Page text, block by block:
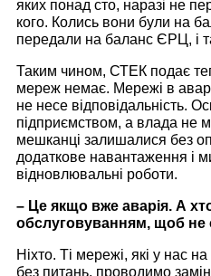
яких понад сто, наразі не
кого. Колись вони були на
передали на баланс ЄРЦ, і
Таким чином, СТЕК подає
мереж немає. Мережі в
не несе відповідальність.
підприємством, а влада не
мешканці залишалися без
додаткове навантаження і
відновлювальні роботи.
– Це якщо вже аварія. А
обслуговуванням, щоб не
Ніхто. Ті мережі, які у нас
без питань, проводимо